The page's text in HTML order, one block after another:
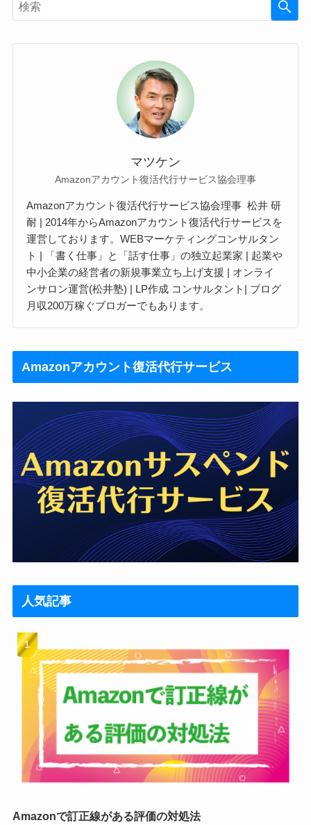
マツケン
Amazonアカウント復活代行サービス協会理事
Amazonアカウント復活代行サービス協会理事 松井 研
耐 | 2014年からAmazonアカウント復活代行サービスを
運営しております。WEBマーケティングコンサルタン
ト | 「書く仕事」と「話す仕事」の独立起業家 | 起業や
中小企業の経営者の新規事業立ち上げ支援 | オンライ
ンサロン運営(松井塾) | LP作成 コンサルタント| ブログ
月収200万稼ぐブロガーでもあります。
Amazonアカウント復活代行サービス
人気記事
Amazonで訂正線がある評価の対処法